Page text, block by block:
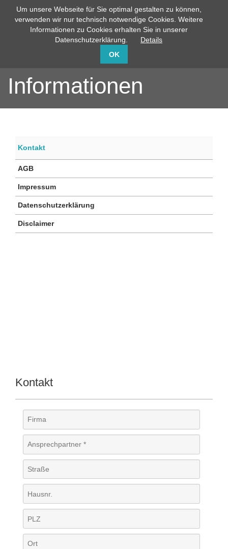
info@capito-gmbh.de 02735 / 760-0
Informationen
Kontakt
AGB
Impressum
Datenschutzerklärung
Disclaimer
Kontakt
Um unsere Webseite für Sie optimal gestalten zu können,
verwenden wir nur technisch notwendige Cookies. Weitere
Informationen zu Cookies erhalten Sie in unserer
Datenschutzerklärung.
Details
OK